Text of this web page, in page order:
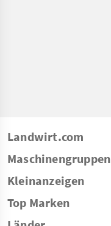
Landwirt.com
Maschinengruppen
Kleinanzeigen
Top Marken